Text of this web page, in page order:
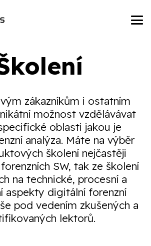
zákazníkům i ostatním
možnost vzdělávávat
oblasti jakou je
analýza. Máte na výběr
školení nejčastěji
SW, tak ze školení
na technické, procesní a
aspekty digitální forenzní
pod vedením zkušených a
lektorů.